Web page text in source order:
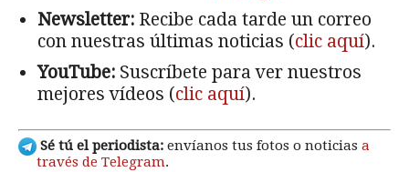
Newsletter: Recibe cada tarde un correo
con nuestras últimas noticias (clic aquí).
YouTube: Suscríbete para ver nuestros
mejores vídeos (clic aquí).
Sé tú el periodista: envíanos tus fotos o noticias a
través de Telegram.